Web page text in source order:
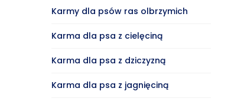
Karmy dla psów ras olbrzymich
Karma dla psa z cielęciną
Karma dla psa z dziczyzną
Karma dla psa z jagnięciną